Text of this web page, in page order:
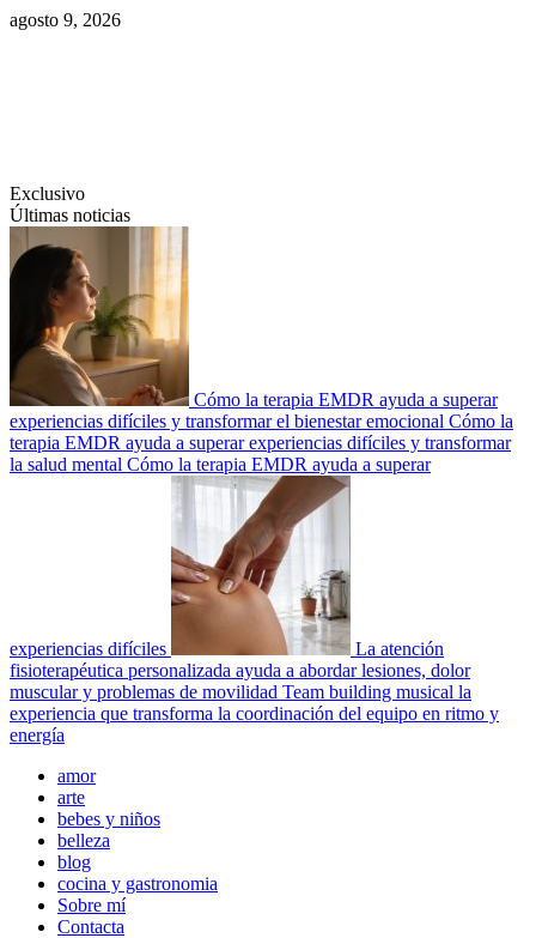
Saltar
agosto 9, 2026
Exclusivo
Últimas noticias
Cómo la terapia EMDR ayuda a superar
experiencias difíciles y transformar el bienestar emocional Cómo la
terapia EMDR ayuda a superar experiencias difíciles y transformar
la salud mental Cómo la terapia EMDR ayuda a superar
experiencias difíciles
La atención
fisioterapéutica personalizada ayuda a abordar lesiones, dolor
muscular y problemas de movilidad Team building musical la
experiencia que transforma la coordinación del equipo en ritmo y
energía
Menú
principal
amor
arte
bebes y niños
belleza
blog
cocina y gastronomia
Sobre mí
Contacta